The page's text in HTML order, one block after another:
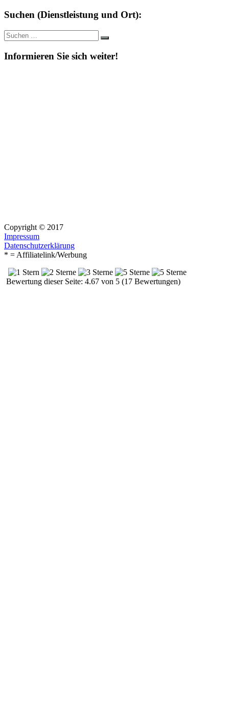
Suchen (Dienstleistung und Ort):
Suche
nach:
Suchen
Informieren Sie sich weiter!
Copyright © 2017
Impressum
Datenschutzerklärung
* = Affiliatelink/Werbung
Bewertung dieser Seite: 4.67 von 5 (17 Bewertungen)